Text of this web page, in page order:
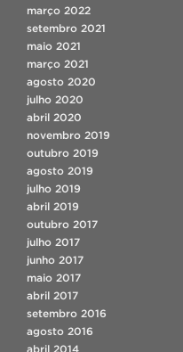
março 2022
setembro 2021
maio 2021
março 2021
agosto 2020
julho 2020
abril 2020
novembro 2019
outubro 2019
agosto 2019
julho 2019
abril 2019
outubro 2017
julho 2017
junho 2017
maio 2017
abril 2017
setembro 2016
agosto 2016
abril 2014